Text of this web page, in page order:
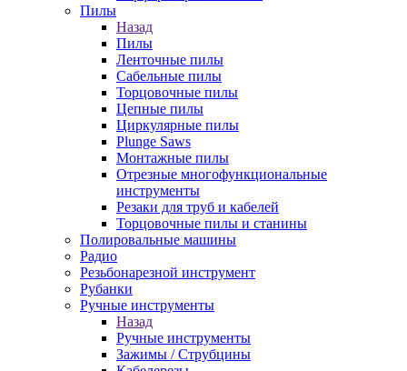
Пилы
Назад
Пилы
Ленточные пилы
Сабельные пилы
Торцовочные пилы
Цепные пилы
Циркулярные пилы
Plunge Saws
Монтажные пилы
Отрезные многофункциональные
инструменты
Резаки для труб и кабелей
Торцовочные пилы и станины
Полировальные машины
Радио
Резьбонарезной инструмент
Рубанки
Ручные инструменты
Назад
Ручные инструменты
Зажимы / Струбцины